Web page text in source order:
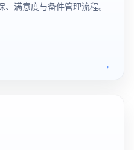
满意度与备件管理流程。
→